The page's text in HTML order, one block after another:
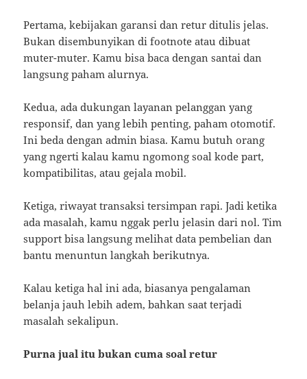
Pertama, kebijakan garansi dan retur ditulis jelas.
Bukan disembunyikan di footnote atau dibuat
muter-muter. Kamu bisa baca dengan santai dan
langsung paham alurnya.
Kedua, ada dukungan layanan pelanggan yang
responsif, dan yang lebih penting, paham otomotif.
Ini beda dengan admin biasa. Kamu butuh orang
yang ngerti kalau kamu ngomong soal kode part,
kompatibilitas, atau gejala mobil.
Ketiga, riwayat transaksi tersimpan rapi. Jadi ketika
ada masalah, kamu nggak perlu jelasin dari nol. Tim
support bisa langsung melihat data pembelian dan
bantu menuntun langkah berikutnya.
Kalau ketiga hal ini ada, biasanya pengalaman
belanja jauh lebih adem, bahkan saat terjadi
masalah sekalipun.
Purna jual itu bukan cuma soal retur